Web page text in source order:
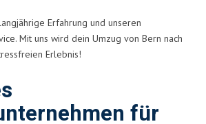
Erfahrung und unseren
Mit uns wird dein Umzug von Bern nach
Erlebnis!
für